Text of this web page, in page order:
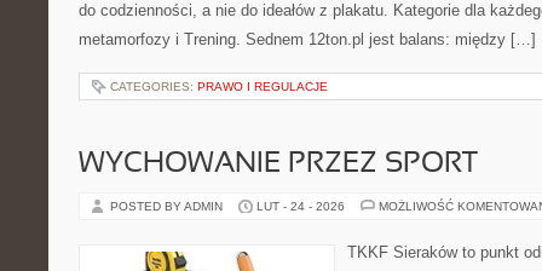
do codzienności, a nie do ideałów z plakatu. Kategorie dla
metamorfozy i Trening. Sednem 12ton.pl jest balans: między […]
CATEGORIES: PRAWO I REGULACJE
WYCHOWANIE PRZEZ SPORT
POSTED BY ADMIN LUT - 24 - 2026 MOŻLIWOŚĆ
TKKF Sieraków to punkt